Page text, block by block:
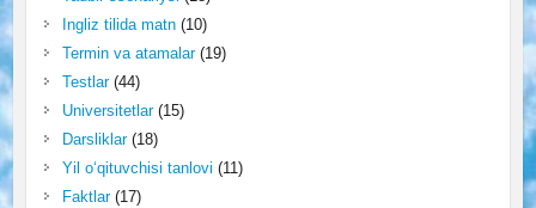
Ingliz tilida matn(10)
Termin va atamalar(19)
Testlar(44)
Universitetlar(15)
Darsliklar(18)
Yil o‘qituvchisi tanlovi (11)
Faktlar(17)